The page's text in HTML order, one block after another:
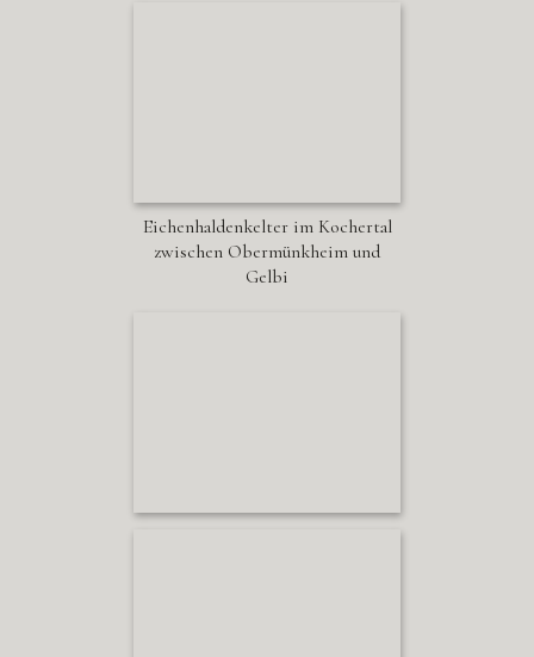
Eichenhaldenkelter im Kochertal
zwischen Obermünkheim und
Gelbi